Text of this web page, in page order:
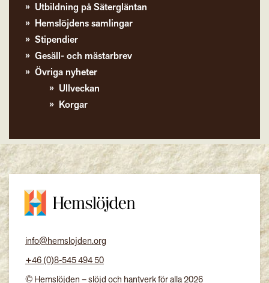
Utbildning på Sätergläntan
Hemslöjdens samlingar
Stipendier
Gesäll- och mästarbrev
Övriga nyheter
Ullveckan
Korgar
info@hemslojden.org
+46 (0)8-545 494 50
© Hemslöjden – slöjd och hantverk för alla 2026